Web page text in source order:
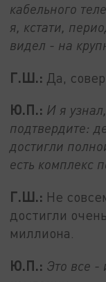
кабельного
я, кстати,
видел - на
Г.Ш.: Да,
Ю.П.: И я
подтвердите:
достигли
есть комплекс
Г.Ш.: Не
достигли
миллиона.
Ю.П.: Это все -